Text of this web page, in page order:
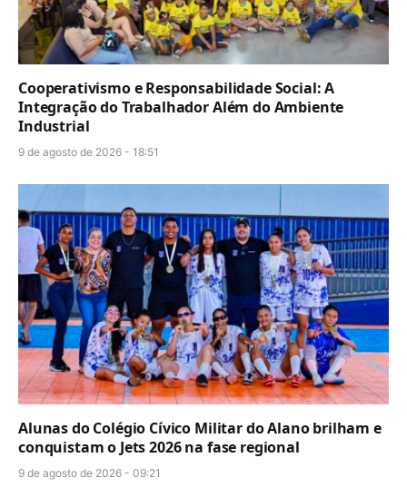
Cooperativismo e Responsabilidade Social: A
Integração do Trabalhador Além do Ambiente
Industrial
9 de agosto de 2026 - 18:51
Alunas do Colégio Cívico Militar do Alano brilham e
conquistam o Jets 2026 na fase regional
9 de agosto de 2026 - 09:21